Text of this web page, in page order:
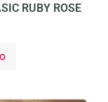
RUBY ROSE